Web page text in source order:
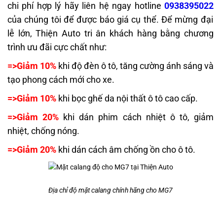
chi phí hợp lý hãy liên hệ ngay hotline 0938395022
của chúng tôi để được báo giá cụ thể. Để mừng đại
lễ lớn, Thiện Auto tri ân khách hàng bằng chương
trình ưu đãi cực chất như:
=>Giảm 10% khi độ đèn ô tô, tăng cường ánh sáng và
tạo phong cách mới cho xe.
=>Giảm 10% khi bọc ghế da nội thất ô tô cao cấp.
=>Giảm 20% khi dán phim cách nhiệt ô tô, giảm
nhiệt, chống nóng.
=>Giảm 20% khi dán cách âm chống ồn cho ô tô.
Địa chỉ độ mặt calang chính hãng cho MG7